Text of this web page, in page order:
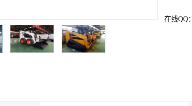
在线QQ：